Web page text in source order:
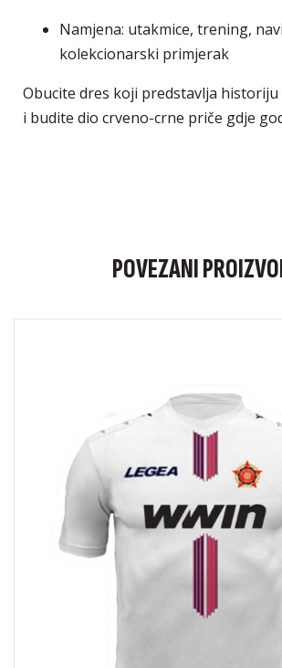
Namjena: utakmice, trening,
kolekcionarski primjerak
Obucite dres koji predstavlja historiju
i budite dio crveno-crne priče gdje
POVEZANI